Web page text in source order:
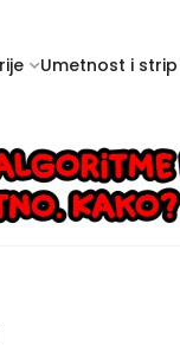
Umetnost i strip